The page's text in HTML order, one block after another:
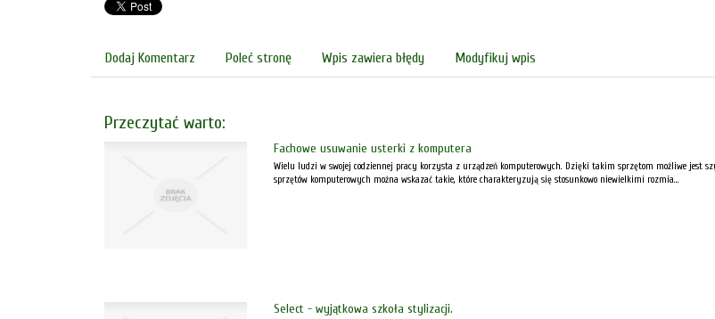
Dodaj Komentarz Poleć stronę Wpis zawiera błędy Modyfikuj wpis
Przeczytać warto:
Fachowe usuwanie usterki z komputera
Wielu ludzi w swojej codziennej pracy korzysta z urządzeń komputerowych. Dzięki takim sprzętom możliwe jest
sprzętów komputerowych można wskazać takie, które charakteryzują się stosunkowo niewielkimi rozmia...
Select - wyjątkowa szkoła stylizacji.